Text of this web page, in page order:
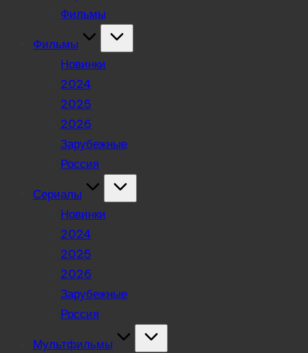
Фильмы
Фильмы
Новинки
2024
2025
2026
Зарубежные
Россия
Сериалы
Новинки
2024
2025
2026
Зарубежные
Россия
Мультфильмы